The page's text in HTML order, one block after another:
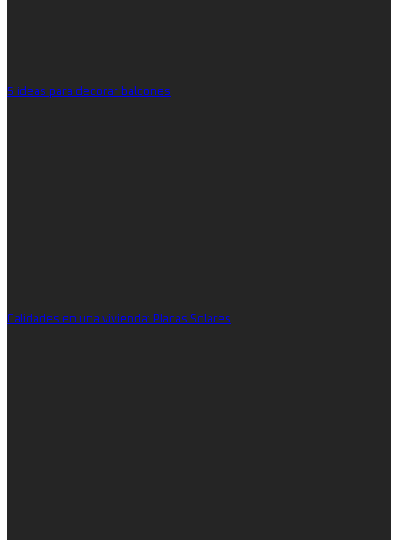
5 ideas para decorar balcones
Calidades en una vivienda: Placas Solares